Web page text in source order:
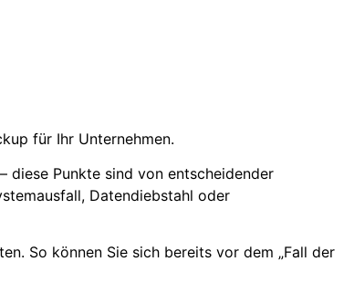
für Ihr Unternehmen.
diese Punkte sind von entscheidender
Datendiebstahl oder
So können Sie sich bereits vor dem „Fall der